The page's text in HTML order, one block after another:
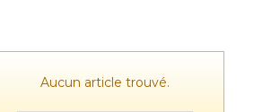
Aucun article trouvé.